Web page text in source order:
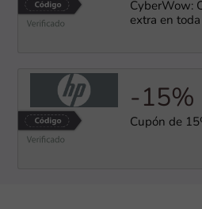
CyberWow:
extra en
-15%
Cupón de